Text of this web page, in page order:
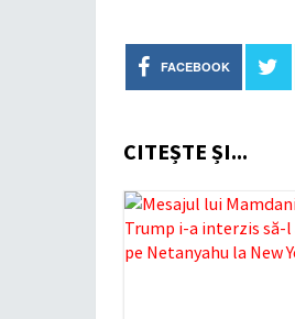
FACEBOOK
CITEȘTE ȘI...